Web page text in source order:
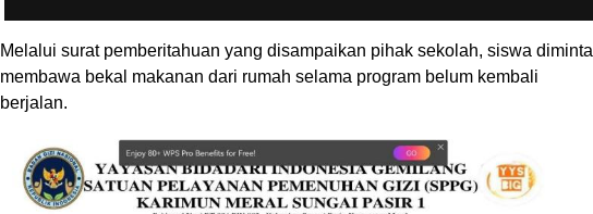
Melalui surat pemberitahuan yang disampaikan pihak sekolah, siswa diminta
membawa bekal makanan dari rumah selama program belum kembali
berjalan.